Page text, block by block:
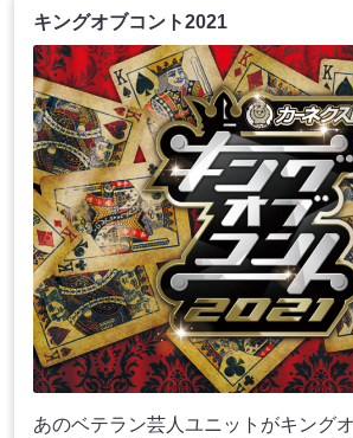
キングオブコント2021
あのベテラン芸人ユニットがキング